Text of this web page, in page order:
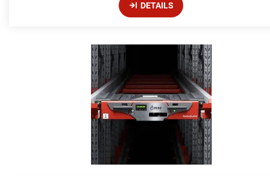
DETAILS